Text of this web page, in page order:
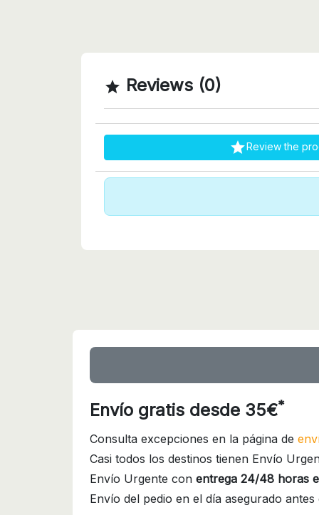
 Reviews (0)
Review the
Envío gratis desde 35€*
Consulta excepciones en la página de
Casi todos los destinos tienen Envío
Envío Urgente con entrega 24/48 horas
Envío del pedio en el día asegurado antes